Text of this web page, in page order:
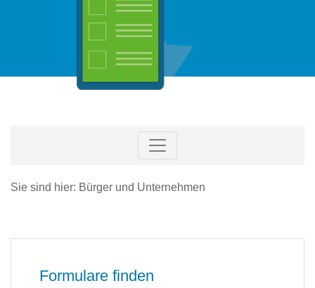
Sie sind hier: Bürger und Unternehmen
Formulare finden